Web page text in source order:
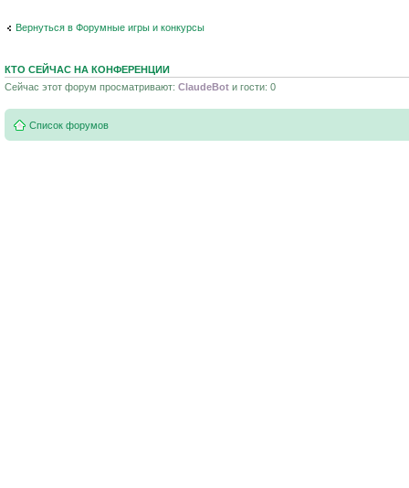
Вернуться в Форумные игры и конкурсы
КТО СЕЙЧАС НА КОНФЕРЕНЦИИ
Сейчас этот форум просматривают: ClaudeBot и гости: 0
Список форумов